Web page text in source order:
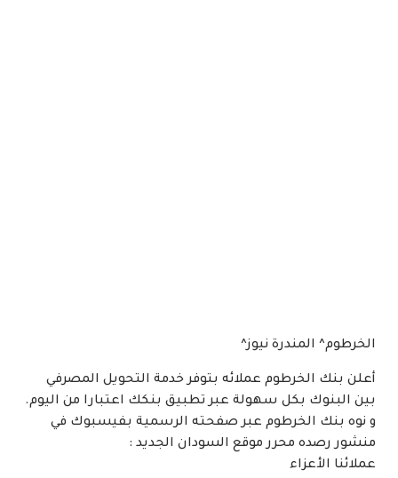
الخرطوم^ المندرة نيوز^
أعلن بنك الخرطوم عملائه بتوفر خدمة التحويل المصرفي
بين البنوك بكل سهولة عبر تطبيق بنكك اعتبارا من اليوم.
و نوه بنك الخرطوم عبر صفحته الرسمية بفيسبوك في
منشور رصده محرر موقع السودان الجديد :
عملائنا الأعزاء